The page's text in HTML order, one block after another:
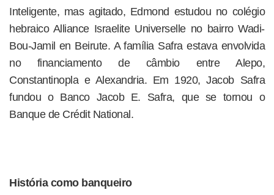
Inteligente, mas agitado, Edmond estudou no colégio
hebraico Alliance Israelite Universelle no bairro Wadi-
Bou-Jamil en Beirute. A família Safra estava envolvida
no financiamento de câmbio entre Alepo,
Constantinopla e Alexandria. Em 1920, Jacob Safra
fundou o Banco Jacob E. Safra, que se tornou o
Banque de Crédit National.
História como banqueiro